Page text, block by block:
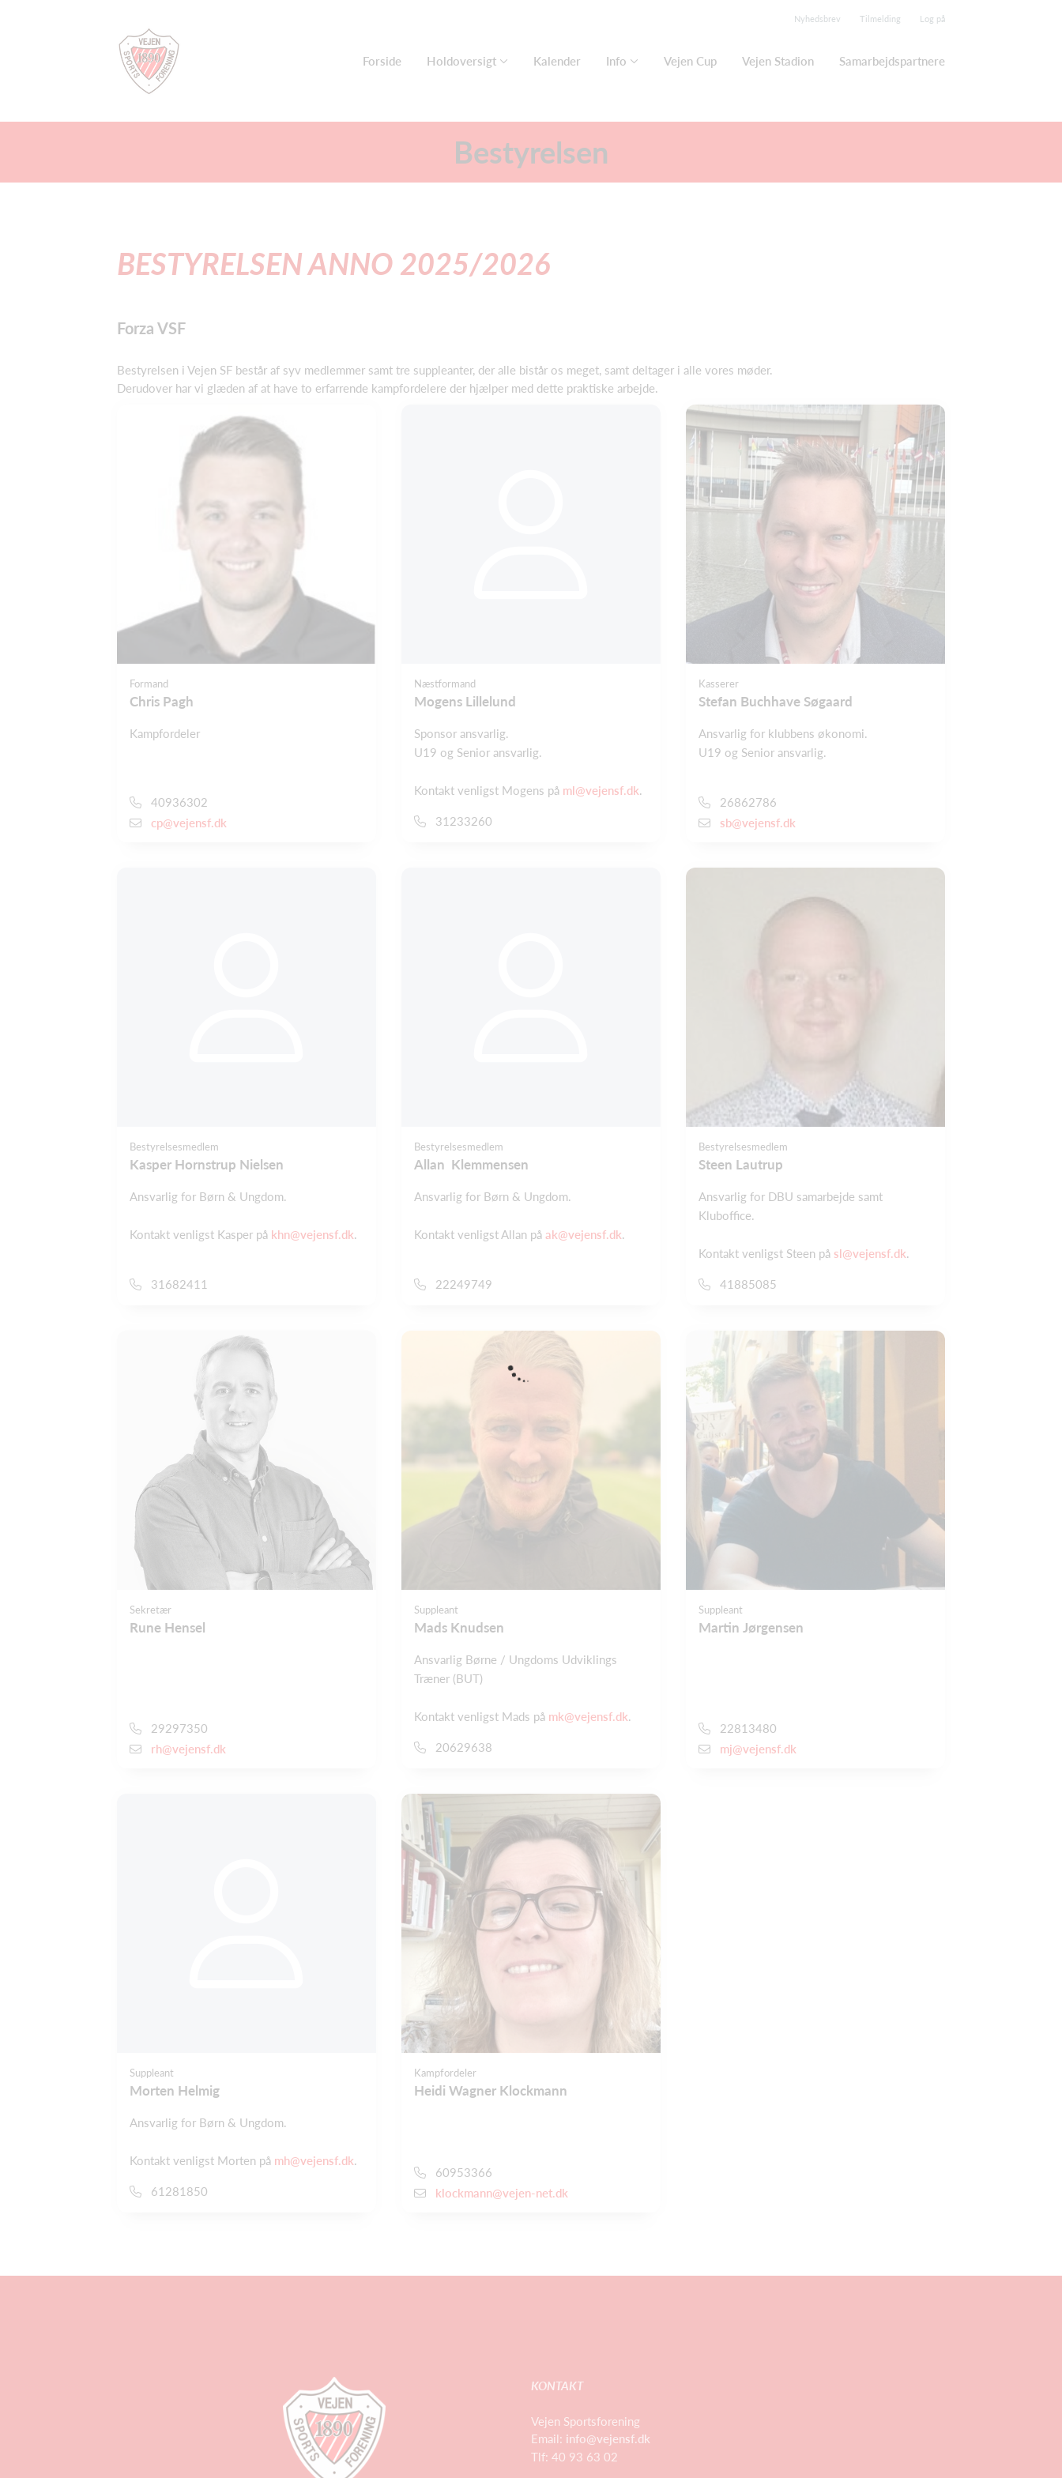
Nyhedsbrev Tilmelding Log på
Forside Holdoversigt Kalender Info Vejen Cup Vejen Stadion Samarbejdspartnere
Bestyrelsen
BESTYRELSEN ANNO 2025/2026
Forza VSF
Bestyrelsen i Vejen SF består af syv medlemmer samt tre suppleanter, der alle bistår os meget, samt deltager i alle vores møder.
Derudover har vi glæden af at have to erfarrende kampfordelere der hjælper med dette praktiske arbejde.
Formand
Chris Pagh
Kampfordeler
40936302
cp@vejensf.dk
Næstformand
Mogens Lillelund
Sponsor ansvarlig.
U19 og Senior ansvarlig.
Kontakt venligst Mogens på ml@vejensf.dk.
31233260
Kasserer
Stefan Buchhave Søgaard
Ansvarlig for klubbens økonomi.
U19 og Senior ansvarlig.
26862786
sb@vejensf.dk
Bestyrelsesmedlem
Kasper Hornstrup Nielsen
Ansvarlig for Børn & Ungdom.
Kontakt venligst Kasper på khn@vejensf.dk.
31682411
Bestyrelsesmedlem
Allan Klemmensen
Ansvarlig for Børn & Ungdom.
Kontakt venligst Allan på ak@vejensf.dk.
22249749
Bestyrelsesmedlem
Steen Lautrup
Ansvarlig for DBU samarbejde samt
Kluboffice.
Kontakt venligst Steen på sl@vejensf.dk.
41885085
Sekretær
Rune Hensel
29297350
rh@vejensf.dk
Suppleant
Mads Knudsen
Ansvarlig Børne / Ungdoms Udviklings
Træner (BUT)
Kontakt venligst Mads på mk@vejensf.dk.
20629638
Suppleant
Martin Jørgensen
22813480
mj@vejensf.dk
Suppleant
Morten Helmig
Ansvarlig for Børn & Ungdom.
Kontakt venligst Morten på mh@vejensf.dk.
61281850
Kampfordeler
Heidi Wagner Klockmann
60953366
klockmann@vejen-net.dk
KONTAKT
Vejen Sportsforening
Email: info@vejensf.dk
Tlf: 40 93 63 02